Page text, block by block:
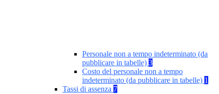
Personale non a tempo indeterminato (da
pubblicare in tabelle) 3
Costo del personale non a tempo
indeterminato (da pubblicare in tabelle) 1
Tassi di assenza 7